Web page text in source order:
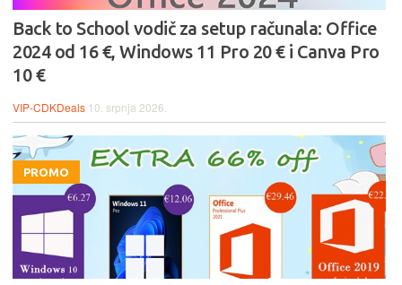
Back to School vodič za setup računala: Office
2024 od 16 €, Windows 11 Pro 20 € i Canva Pro
10 €
VIP-CDKDeals 10. srpnja 2026.
PROMO